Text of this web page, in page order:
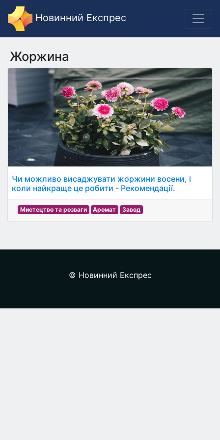
Новинний Експрес
Жоржина
Чи можливо висаджувати жоржини восени, і
коли найкраще це робити - Рекомендації.
Мистецтво та розваги Аромат Завод
© Новинний Експрес